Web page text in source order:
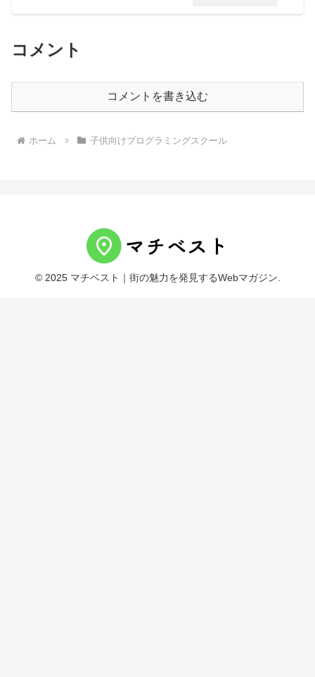
コメント
コメントを書き込む
ホーム 子供向けプログラミングスクール
© 2025 マチベスト｜街の魅力を発見するWebマガジン.